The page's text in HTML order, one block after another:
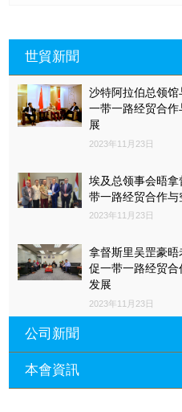
世貿新聞
沙特阿拉伯总领
一带一路经贸合
展
2023年11月23日
埃及总领事会晤
带一路经贸合作
2023年11月23日
拿督斯里吴罡豪
促一带一路经贸
发展
2023年11月23日
公司新聞
一带一路经贸合
本會資訊